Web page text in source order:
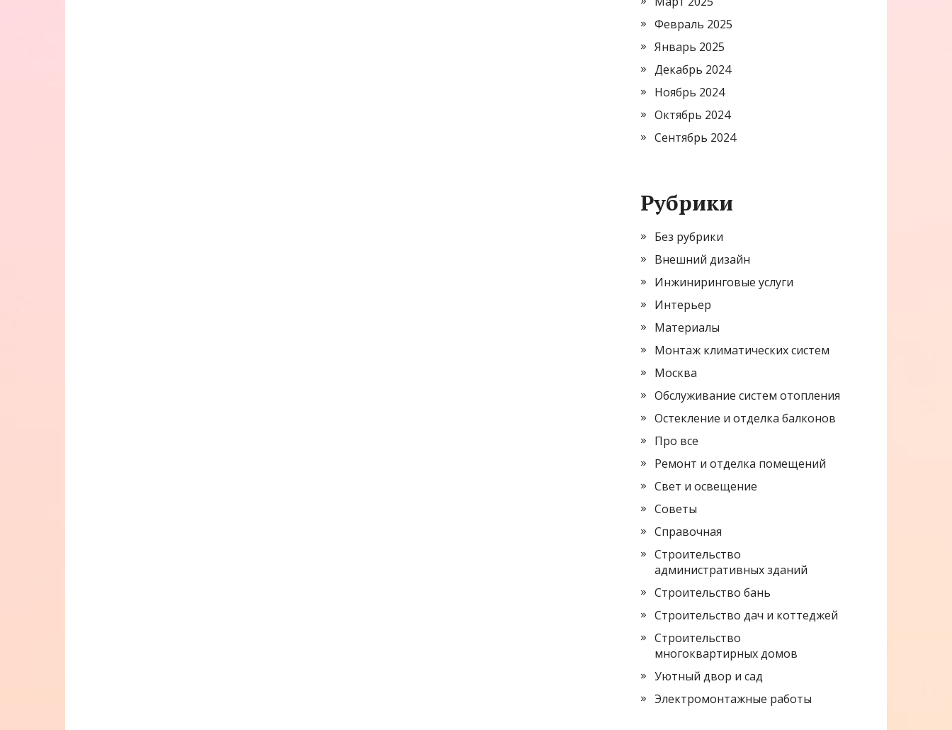
Февраль 2025
Январь 2025
Декабрь 2024
Ноябрь 2024
Октябрь 2024
Сентябрь 2024
Рубрики
Без рубрики
Внешний дизайн
Инжиниринговые услуги
Интерьер
Материалы
Монтаж климатических систем
Москва
Обслуживание систем отопления
Остекление и отделка балконов
Про все
Ремонт и отделка помещений
Свет и освещение
Советы
Справочная
Строительство
административных зданий
Строительство бань
Строительство дач и коттеджей
Строительство
многоквартирных домов
Уютный двор и сад
Электромонтажные работы